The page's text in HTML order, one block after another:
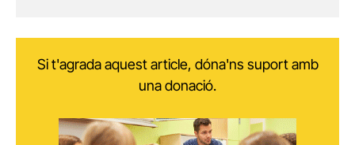
Si t'agrada aquest article, dóna'ns suport amb
una donació.